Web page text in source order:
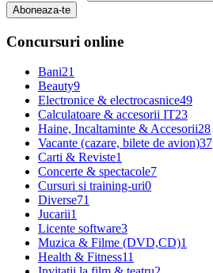
Aboneaza-te
Concursuri online
Bani21
Beauty9
Electronice & electrocasnice49
Calculatoare & accesorii IT23
Haine, Incaltaminte & Accesorii28
Vacante (cazare, bilete de avion)37
Carti & Reviste1
Concerte & spectacole7
Cursuri si training-uri0
Diverse71
Jucarii1
Licente software3
Muzica & Filme (DVD,CD)1
Health & Fitness11